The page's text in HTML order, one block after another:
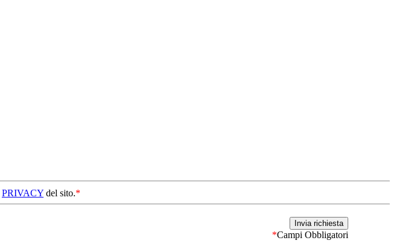
PRIVACY del sito.*
*Campi Obbligatori